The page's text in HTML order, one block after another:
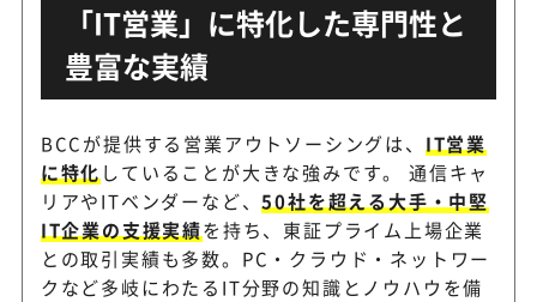
「IT営業」に特化した専門性と
豊富な実績
BCCが提供する営業アウトソーシングは、 IT営業
に特化していることが大きな強みです。 通信キャ
リアやITベンダーなど、50社を超える大手・中堅
IT企業の支援実績を持ち、東証プライム上場企業
との取引実績も多数。PC・クラウド・ネットワー
クなど多岐にわたるIT分野の知識とノウハウを備